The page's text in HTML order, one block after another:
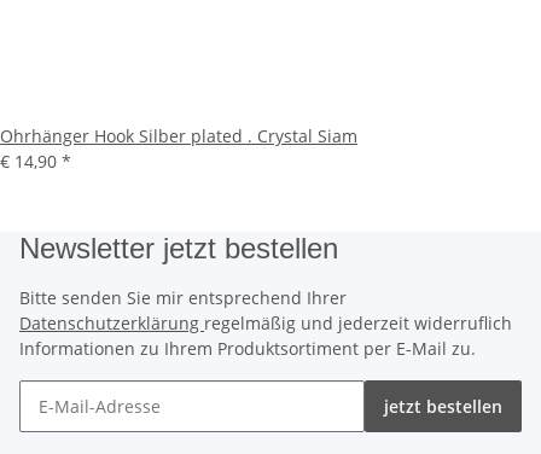
Ohrhänger Hook Silber plated . Crystal Siam
€ 14,90 *
Newsletter jetzt bestellen
Bitte senden Sie mir entsprechend Ihrer
Datenschutzerklärung regelmäßig und jederzeit widerruflich
Informationen zu Ihrem Produktsortiment per E-Mail zu.
jetzt bestellen